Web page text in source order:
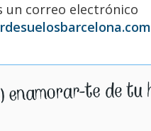
un correo electrónico